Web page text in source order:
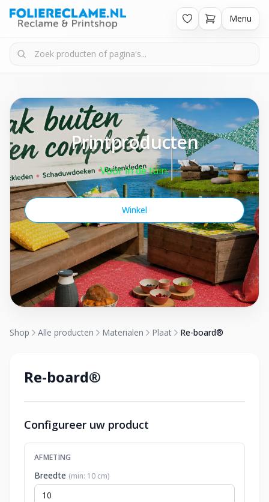
Menu
Printproducten
Voor in de tuin.
Winkel
Shop Alle producten Materialen Plaat Re-board®
Re-board®
Configureer uw product
AFMETING
Breedte (min: 10 cm)